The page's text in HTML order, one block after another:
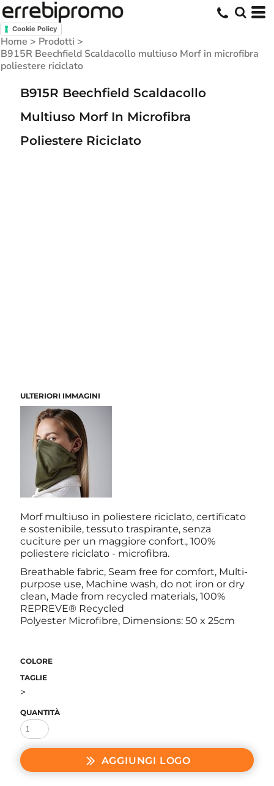
Cookie Policy
Home > Prodotti >
B915R Beechfield Scaldacollo multiuso Morf in microfibra
poliestere riciclato
B915R Beechfield Scaldacollo
Multiuso Morf In Microfibra
Poliestere Riciclato
ULTERIORI IMMAGINI
Morf multiuso in poliestere riciclato, certificato
e sostenibile, tessuto traspirante, senza
cuciture per un maggiore confort., 100%
poliestere riciclato - microfibra.
Breathable fabric, Seam free for comfort, Multi-
purpose use, Machine wash, do not iron or dry
clean, Made from recycled materials, 100%
REPREVE® Recycled
Polyester Microfibre, Dimensions: 50 x 25cm
COLORE
TAGLIE
>
QUANTITÀ
AGGIUNGI LOGO